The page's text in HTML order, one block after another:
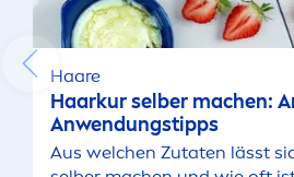
Haare
Haarkur selber machen:
Anwendungstipps
Aus welchen Zutaten lässt